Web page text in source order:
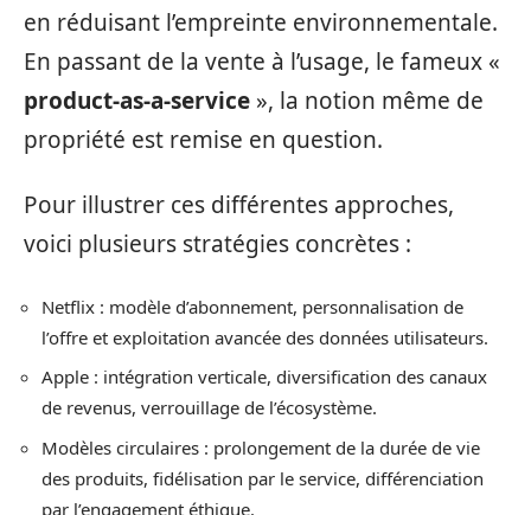
en réduisant l’empreinte environnementale.
En passant de la vente à l’usage, le fameux «
product-as-a-service », la notion même de
propriété est remise en question.
Pour illustrer ces différentes approches,
voici plusieurs stratégies concrètes :
Netflix : modèle d’abonnement, personnalisation de
l’offre et exploitation avancée des données utilisateurs.
Apple : intégration verticale, diversification des canaux
de revenus, verrouillage de l’écosystème.
Modèles circulaires : prolongement de la durée de vie
des produits, fidélisation par le service, différenciation
par l’engagement éthique.